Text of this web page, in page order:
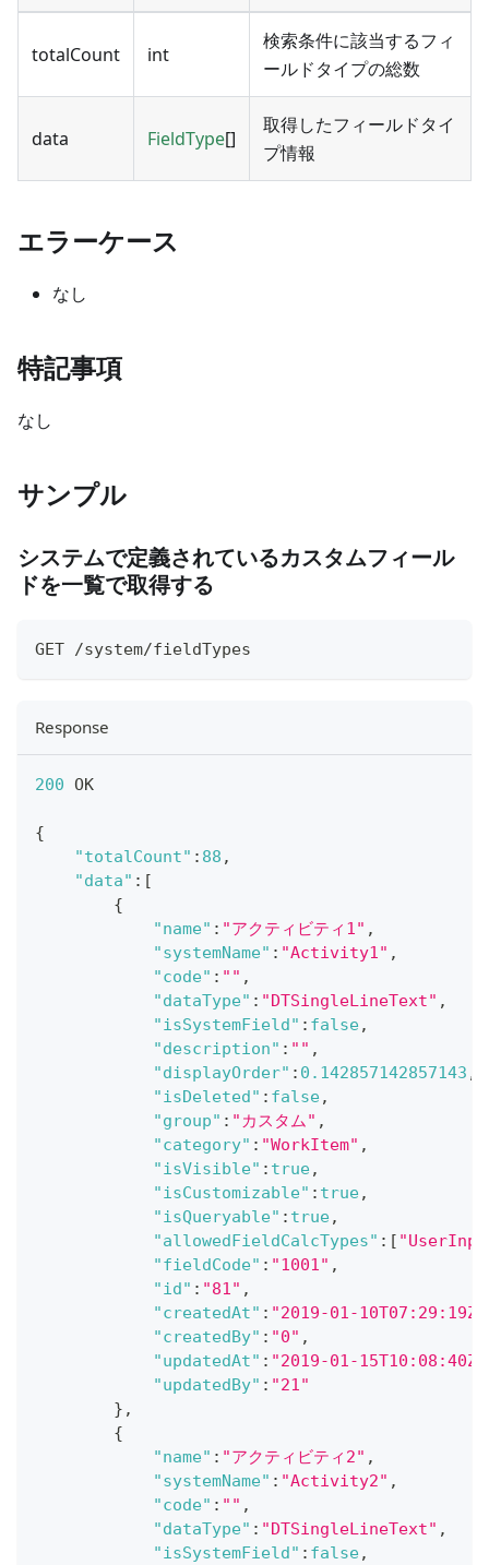
totalCount int
検索条件に該当するフィ
ールドタイプの総数
data FieldType[]
取得したフィールドタイ
プ情報
エラーケース
なし
特記事項
なし
サンプル
システムで定義されているカスタムフィール
ドを一覧で取得する
GET /system/fieldTypes
Response
200 OK
{
"totalCount" : 88 ,
"data" : [
{
"name" : "アクティビティ1" ,
"systemName" : "Activity1" ,
"code" : "" ,
"dataType" : "DTSingleLineText" ,
"isSystemField" : false,
"description" : "" ,
"displayOrder" : 0.142857142857143 ,
"isDeleted" : false,
"group" : "カスタム" ,
"category" : "WorkItem" ,
"isVisible" : true,
"isCustomizable" : true,
"isQueryable" : true,
"allowedFieldCalcTypes" : [
"fieldCode" : "1001" ,
"id" : "81" ,
"createdAt" : "2019-01-10T07:29:19Z"
"createdBy" : "0" ,
"updatedAt" : "2019-01-15T10:08:40Z"
"updatedBy" : "21"
} ,
{
"name" : "アクティビティ2" ,
"systemName" : "Activity2" ,
"code" : "" ,
"dataType" : "DTSingleLineText" ,
"isSystemField" : false,